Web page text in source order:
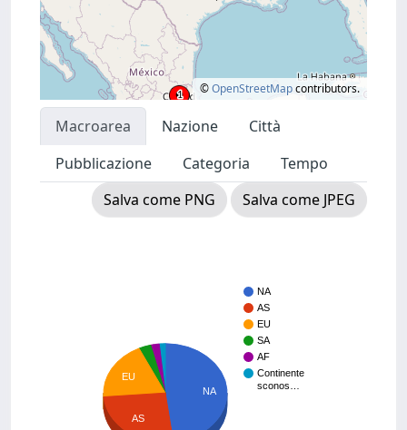
©OpenStreetMapcontributors.
Macroarea Nazione
Città
Pubblicazione
Categoria
Tempo
Salva come PNG
Salva come JPEG
NA
AS
EU
SA
AF
Continente
sconos…
NA
EU
AS